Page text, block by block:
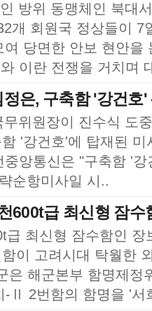
방위 동맹체인 북대
개 회원국 정상들이
여 당면한 안보 현안을
이란 전쟁을 거치며
은, 구축함 '강건
무위원장이 진수식 도
'강건호'에 탑재된
앙통신은 "구축함 '
순항미사일 시..
600t급 최신형 잠수
급 최신형 잠수함인
이 고려시대 탁월한
은 해군본부 함명제정
-Ⅱ 2번함의 함명을 '서